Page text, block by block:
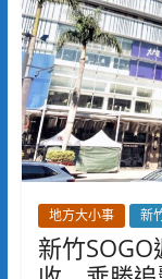
地方大小事 新
新竹